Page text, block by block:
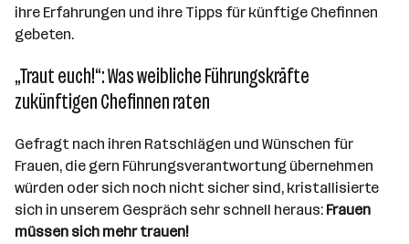
ihre Erfahrungen und ihre Tipps für künftige Chefinnen
gebeten.
„Traut euch!“: Was weibliche Führungskräfte
zukünftigen Chefinnen raten
Gefragt nach ihren Ratschlägen und Wünschen für
Frauen, die gern Führungsverantwortung übernehmen
würden oder sich noch nicht sicher sind, kristallisierte
sich in unserem Gespräch sehr schnell heraus: Frauen
müssen sich mehr trauen!